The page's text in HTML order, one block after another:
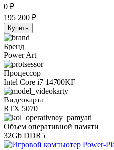
0 ₽
195 200 ₽
Купить
Бренд
Power Art
Процессор
Intel Core i7 14700KF
Видеокарта
RTX 5070
Объем оперативной памяти
32Gb DDR5